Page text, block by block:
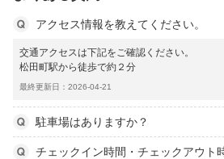
アクセス情報を教えてください。
交通アクセスは下記をご確認ください。
松田町駅から徒歩で約２分
最終更新日：2026-04-21
駐車場はありますか？
チェックイン時間・チェックアウト